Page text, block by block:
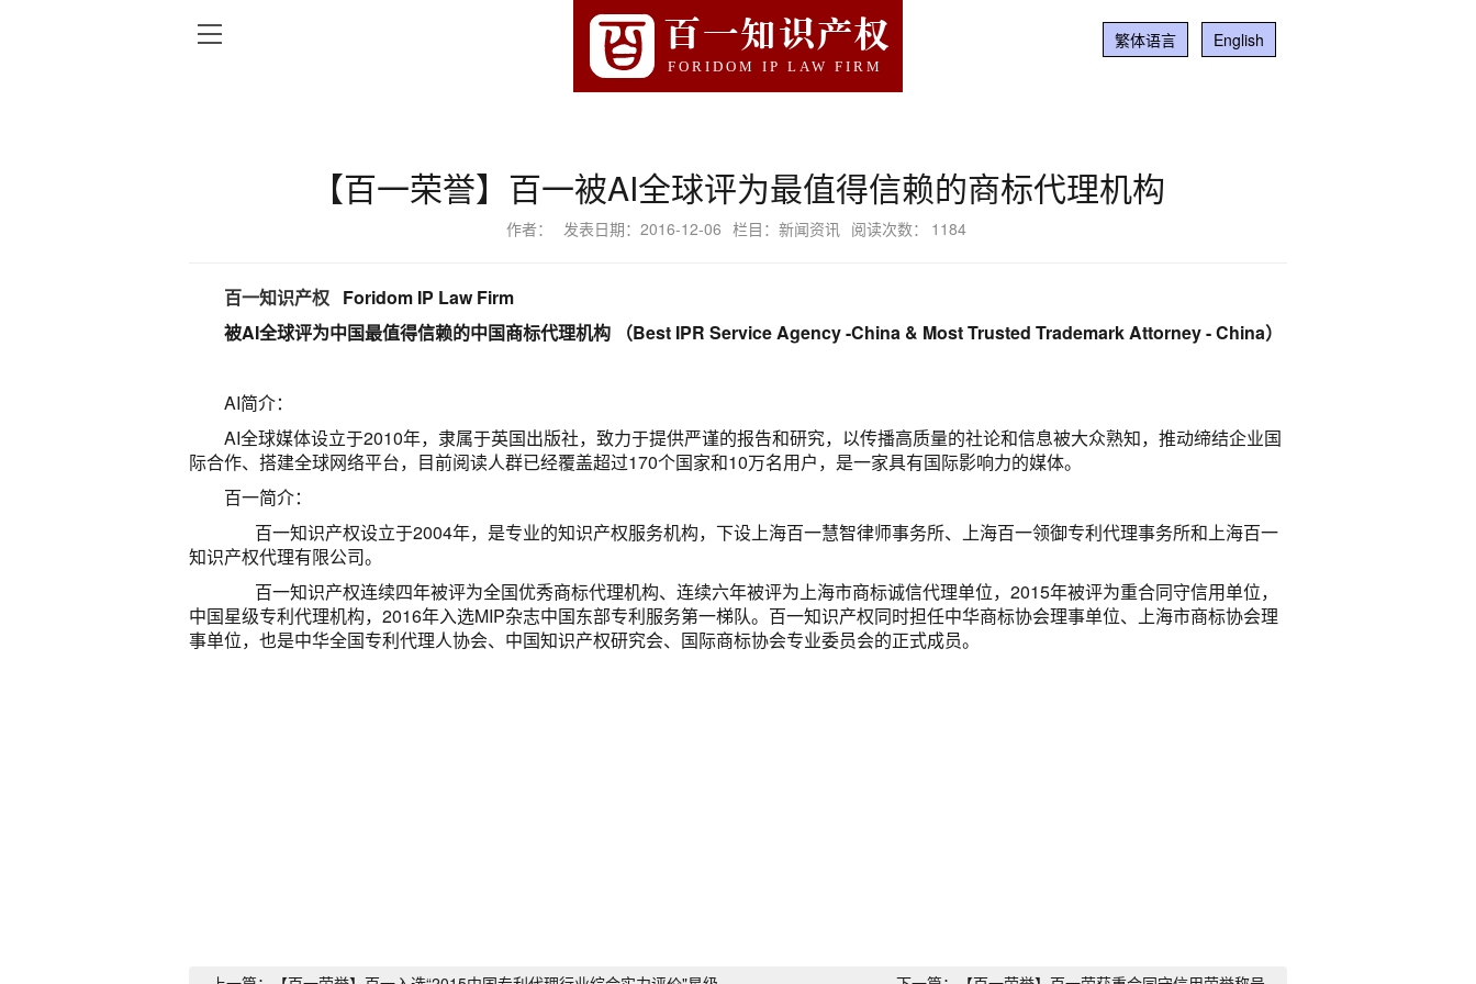
百一知识产权
FORIDOM IP LAW FIRM
English
繁体语言
【百一荣誉】百一被AI全球评为最值得信赖的商标代理机构
作者： 发表日期：2016-12-06 栏目：新闻资讯 阅读次数： 1184
百一知识产权 Foridom IP Law Firm
被AI全球评为中国最值得信赖的中国商标代理机构
（Best IPR Service Agency -China & Most Trusted Trademark Attorney - China）
AI简介：
AI全球媒体设立于2010年，隶属于英国出版社，致力于提供严谨的报告和研究，以传播高质量的社论和信息被大众熟知，推动缔结企业国
际合作、搭建全球网络平台，目前阅读人群已经覆盖超过170个国家和10万名用户，是一家具有国际影响力的媒体。
百一简介：
百一知识产权设立于2004年，是专业的知识产权服务机构，下设上海百一慧智律师事务所、上海百一领御专利代理事务所和上海百一
知识产权代理有限公司。
百一知识产权连续四年被评为全国优秀商标代理机构、连续六年被评为上海市商标诚信代理单位，2015年被评为重合同守信用单位，
中国星级专利代理机构，2016年入选MIP杂志中国东部专利服务第一梯队。百一知识产权同时担任中华商标协会理事单位、上海市商标协会理
事单位，也是中华全国专利代理人协会、中国知识产权研究会、国际商标协会专业委员会的正式成员。